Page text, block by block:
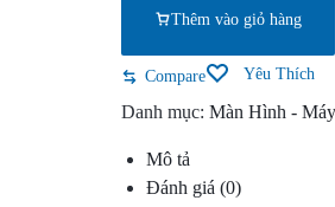
CHẤM
CÔNG.CUNG
CẤP
DỊCH
Thêm vào giỏ hàng
Compare Yêu Thích
Danh mục: Màn Hình -
Mô tả
Đánh giá (0)